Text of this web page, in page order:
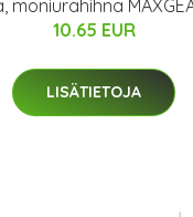
moniurahihna
10.65 EUR
LISÄTIETOJA